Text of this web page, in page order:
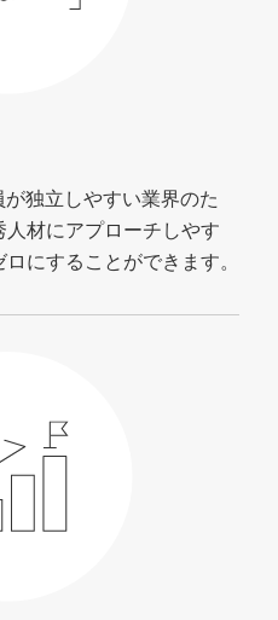
独立しやすい業界のた
材にアプローチしやす
にすることができます。